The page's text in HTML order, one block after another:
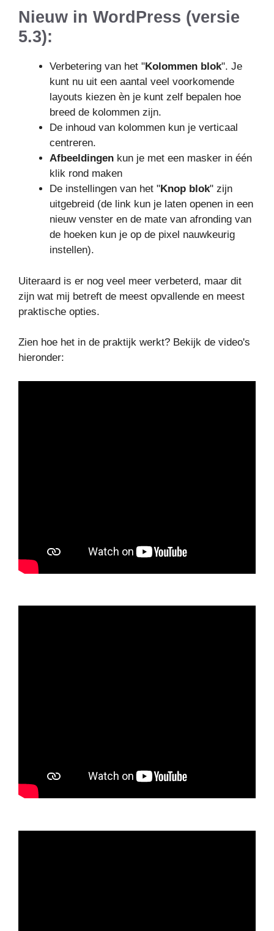
Nieuw in WordPress (versie
5.3):
Verbetering van het "Kolommen blok". Je
kunt nu uit een aantal veel voorkomende
layouts kiezen èn je kunt zelf bepalen hoe
breed de kolommen zijn.
De inhoud van kolommen kun je verticaal
centreren.
Afbeeldingen kun je met een masker in één
klik rond maken
De instellingen van het "Knop blok" zijn
uitgebreid (de link kun je laten openen in een
nieuw venster en de mate van afronding van
de hoeken kun je op de pixel nauwkeurig
instellen).
Uiteraard is er nog veel meer verbeterd, maar dit
zijn wat mij betreft de meest opvallende en meest
praktische opties.
Zien hoe het in de praktijk werkt? Bekijk de video's
hieronder: